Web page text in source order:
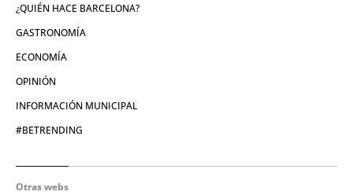
¿QUIÉN HACE BARCELONA?
GASTRONOMÍA
ECONOMÍA
OPINIÓN
INFORMACIÓN MUNICIPAL
#BETRENDING
Otras webs